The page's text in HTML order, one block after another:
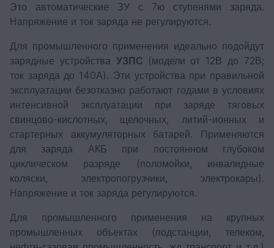
Это автоматические ЗУ с 7ю ступенями заряда.
Напряжение и ток заряда не регулируются.
Для промышленного применения идеально подойдут
зарядные устройства УЗПС (модели от 12В до 72В;
ток заряда до 140А). Эти устройства при правильной
эксплуатации безотказно работают годами в условиях
интенсивной эксплуатации при заряде тяговых
свинцово-кислотных, щелочных, литий-ионных и
стартерных аккумуляторных батарей. Применяются
для заряда АКБ при постоянном глубоком
циклическом разряде (поломойки, инвалидные
коляски, электропогрузчики, электрокары).
Напряжение и ток заряда регулируются.
Для промышленного применения на крупных
промышленных объектах (подстанции, телеком,